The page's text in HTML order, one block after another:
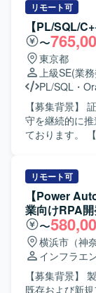
リモート可
【PL/SQL/
〜
東京都
上級SE(業
PL/SQL ・
【募集背景】
守を継続的に
ております。 【作業内容】 証券基幹システムにおける基本
スト計画の策
案件管理や顧
た、PL/SQL、
能の改修や追加開
人物像】 複数
題を抽出し解
す。顧客やチ
にし、周囲と
業務に取り組
リモート可
【Power
業向けRPA
〜
横浜市（神
インフラエ
【募集背景】
既存および新